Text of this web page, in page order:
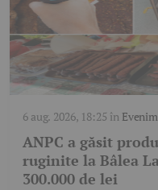
6 aug. 2026, 18:25 în
ANPC a găsit
ruginite la Bâlea
300.000 de lei